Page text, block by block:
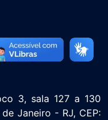
3, sala 127 a 130
Janeiro - RJ, CEP: